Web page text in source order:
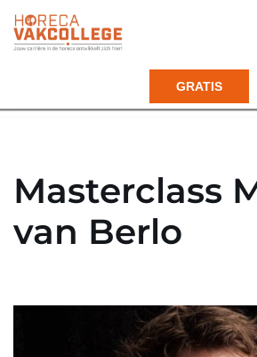
Ga
inhoud
GRATIS
Masterclass
van Berlo